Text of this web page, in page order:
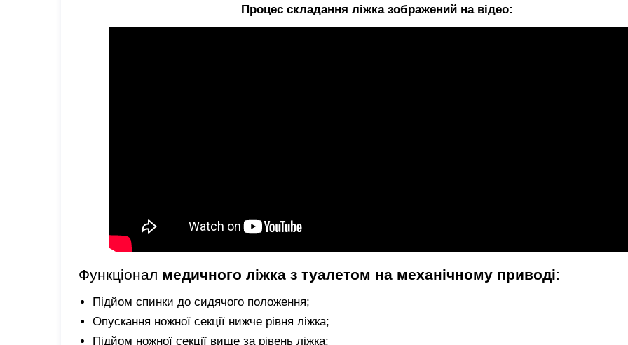
Процес складання ліжка зображений на відео:
Функціонал медичного ліжка з туалетом на механічному приводі:
Підйом спинки до сидячого положення;
Опускання ножної секції нижче рівня ліжка;
Підйом ножної секції вище за рівень ліжка;